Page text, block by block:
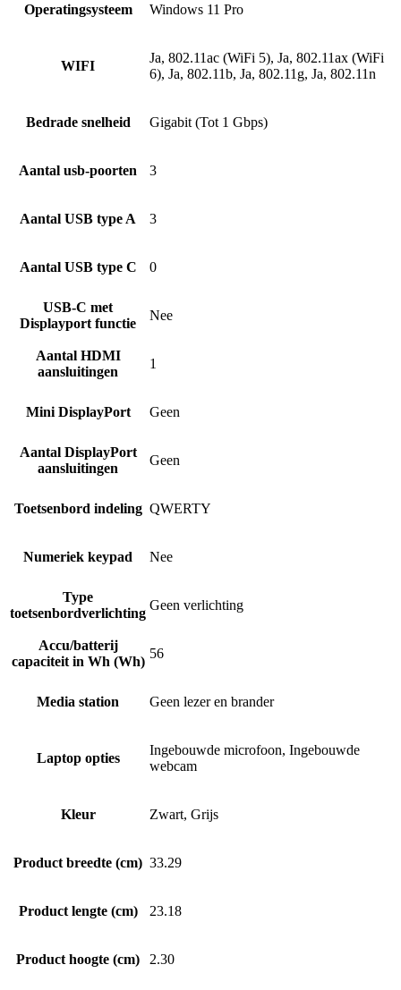
Operatingsysteem Windows 11 Pro
WIFI
Ja, 802.11ac (WiFi 5), Ja, 802.11ax (WiFi
6), Ja, 802.11b, Ja, 802.11g, Ja, 802.11n
Bedrade snelheid Gigabit (Tot 1 Gbps)
Aantal usb-poorten 3
Aantal USB type A 3
Aantal USB type C 0
USB-C met
Displayport functie
Nee
Aantal HDMI
aansluitingen
1
Mini DisplayPort Geen
Aantal DisplayPort
aansluitingen
Geen
Toetsenbord indeling QWERTY
Numeriek keypad Nee
Type
toetsenbordverlichting
Geen verlichting
Accu/batterij
capaciteit in Wh (Wh)
56
Media station Geen lezer en brander
Laptop opties
Ingebouwde microfoon, Ingebouwde
webcam
Kleur Zwart, Grijs
Product breedte (cm) 33.29
Product lengte (cm) 23.18
Product hoogte (cm) 2.30